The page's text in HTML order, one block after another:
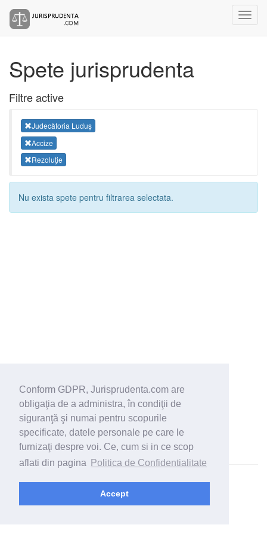
Conform GDPR, Jurisprudenta.com are
obligaţia de a administra, în condiţii de
siguranţă şi numai pentru scopurile
specificate, datele personale pe care le
furnizaţi despre voi. Ce, cum si in ce scop
aflati din pagina
Politica de Confidentialitate
Accept
Spete jurisprudenta
Filtre active
Judecătoria Luduș
Accize
Rezoluţie
Nu exista spete pentru filtrarea selectata.
© 2026 - Jurisprudenta.com -Cautare-Termeni si conditii